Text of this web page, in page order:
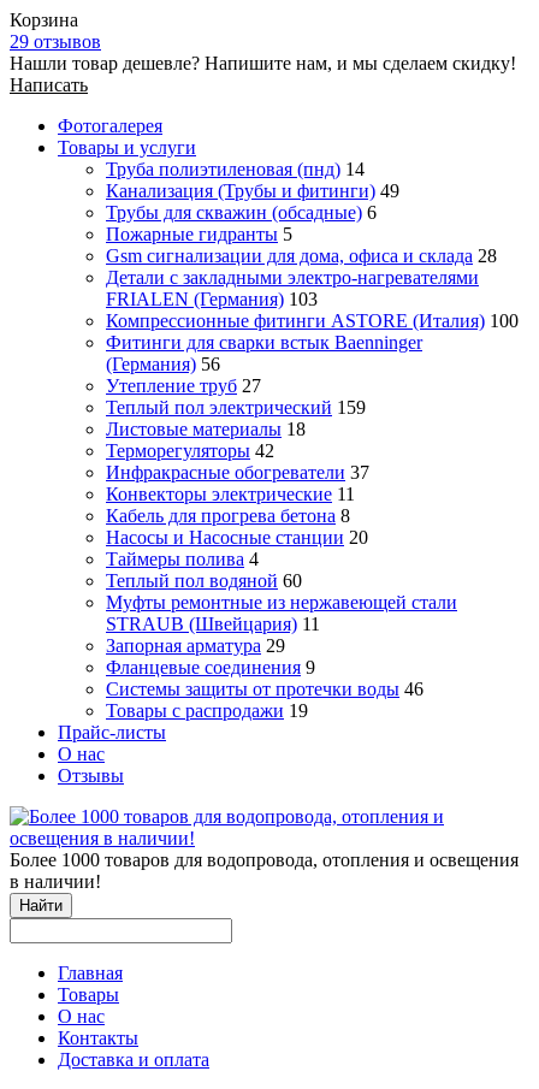
Корзина
29 отзывов
Нашли товар дешевле? Напишите нам, и мы сделаем скидку!
Написать
Фотогалерея
Товары и услуги
Труба полиэтиленовая (пнд) 14
Канализация (Трубы и фитинги) 49
Трубы для скважин (обсадные) 6
Пожарные гидранты 5
Gsm сигнализации для дома, офиса и склада 28
Детали с закладными электро-нагревателями
FRIALEN (Германия) 103
Компрессионные фитинги ASTORE (Италия) 100
Фитинги для сварки встык Baenninger
(Германия) 56
Утепление труб 27
Теплый пол электрический 159
Листовые материалы 18
Терморегуляторы 42
Инфракрасные обогреватели 37
Конвекторы электрические 11
Кабель для прогрева бетона 8
Насосы и Насосные станции 20
Таймеры полива 4
Теплый пол водяной 60
Муфты ремонтные из нержавеющей стали
STRAUB (Швейцария) 11
Запорная арматура 29
Фланцевые соединения 9
Системы защиты от протечки воды 46
Товары с распродажи 19
Прайс-листы
О нас
Отзывы
Более 1000 товаров для водопровода, отопления и освещения
в наличии!
Найти
Главная
Товары
О нас
Контакты
Доставка и оплата